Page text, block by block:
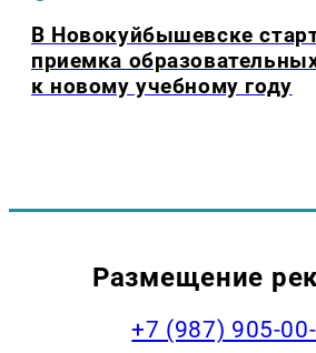
В Новокуйбышевске
приемка
к новому учебному году
Размещение
+7 (987) 905-